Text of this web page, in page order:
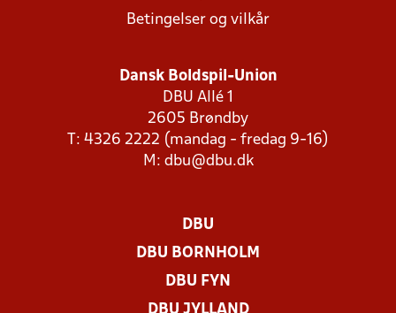
Betingelser og vilkår
Dansk Boldspil-Union
DBU Allé 1
2605 Brøndby
T: 4326 2222 (mandag - fredag 9-16)
M: dbu@dbu.dk
DBU
DBU BORNHOLM
DBU FYN